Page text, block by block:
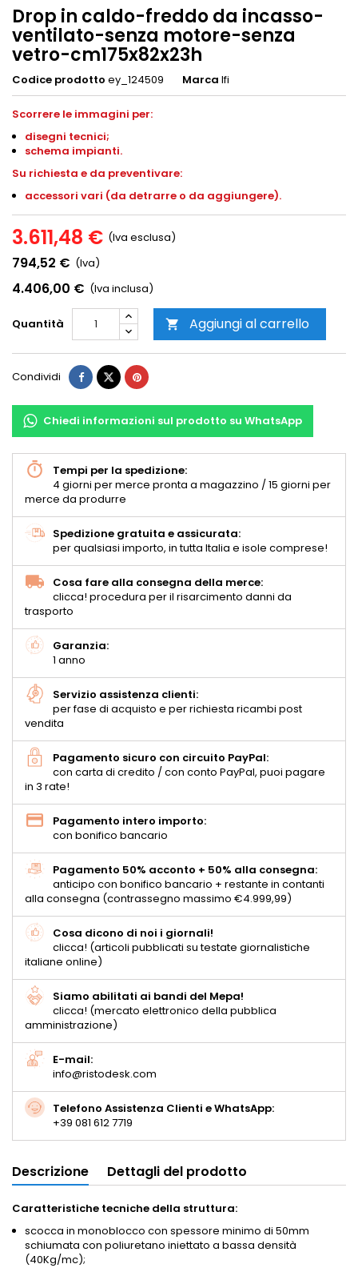
Drop in caldo-freddo da incasso-
ventilato-senza motore-senza
vetro-cm175x82x23h
Codice prodotto ey_124509 Marca Ifi
Scorrere le immagini per:
disegni tecnici;
schema impianti.
Su richiesta e da preventivare:
accessori vari (da detrarre o da aggiungere).
3.611,48 € (Iva esclusa)
794,52 € (Iva)
4.406,00 € (Iva inclusa)
Quantità  Aggiungi al carrello
Condividi
Chiedi informazioni sul prodotto su WhatsApp
Tempi per la spedizione:
4 giorni per merce pronta a magazzino / 15 giorni per
merce da produrre
Spedizione gratuita e assicurata:
per qualsiasi importo, in tutta Italia e isole comprese!
Cosa fare alla consegna della merce:
clicca! procedura per il risarcimento danni da
trasporto
Garanzia:
1 anno
Servizio assistenza clienti:
per fase di acquisto e per richiesta ricambi post
vendita
Pagamento sicuro con circuito PayPal:
con carta di credito / con conto PayPal, puoi pagare
in 3 rate!
Pagamento intero importo:
con bonifico bancario
Pagamento 50% acconto + 50% alla consegna:
anticipo con bonifico bancario + restante in contanti
alla consegna (contrassegno massimo €4.999,99)
Cosa dicono di noi i giornali!
clicca! (articoli pubblicati su testate giornalistiche
italiane online)
Siamo abilitati ai bandi del Mepa!
clicca! (mercato elettronico della pubblica
amministrazione)
E-mail:
info@ristodesk.com
Telefono Assistenza Clienti e WhatsApp:
+39 081 612 7719
Descrizione Dettagli del prodotto
Caratteristiche tecniche della struttura:
scocca in monoblocco con spessore minimo di 50mm
schiumata con poliuretano iniettato a bassa densità
(40Kg/mc);